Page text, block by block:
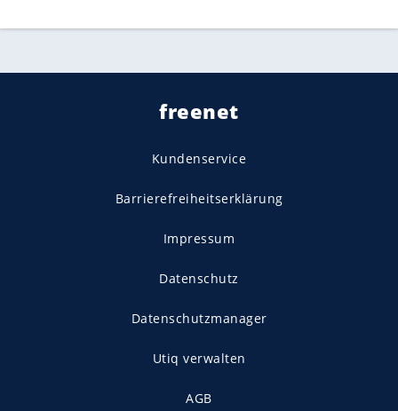
freenet
Kundenservice
Barrierefreiheitserklärung
Impressum
Datenschutz
Datenschutzmanager
Utiq verwalten
AGB